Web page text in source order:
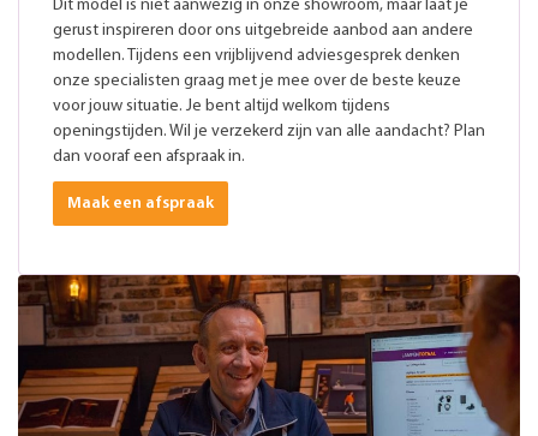
Dit model is niet aanwezig in onze showroom, maar laat je
gerust inspireren door ons uitgebreide aanbod aan andere
modellen. Tijdens een vrijblijvend adviesgesprek denken
onze specialisten graag met je mee over de beste keuze
voor jouw situatie. Je bent altijd welkom tijdens
openingstijden. Wil je verzekerd zijn van alle aandacht? Plan
dan vooraf een afspraak in.
Maak een afspraak